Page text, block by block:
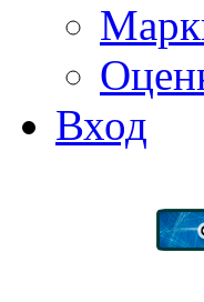
Вход